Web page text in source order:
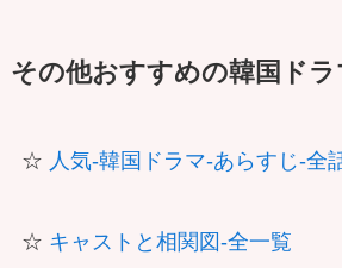
その他おすすめの韓国ドラ
☆ 人気-韓国ドラマ-あらすじ-全
☆ キャストと相関図-全一覧